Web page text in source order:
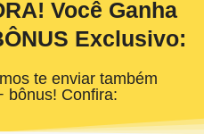
Você Ganha
Exclusivo:
te enviar também
bônus! Confira: